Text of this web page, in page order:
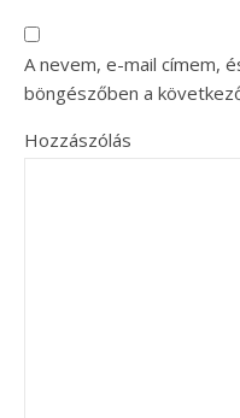
A nevem, e-mail címem,
böngészőben a
Hozzászólás